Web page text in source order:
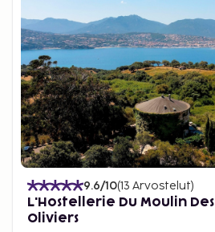
9.6/10(13 Arvostelut)
L'Hostellerie Du Moulin Des
Oliviers